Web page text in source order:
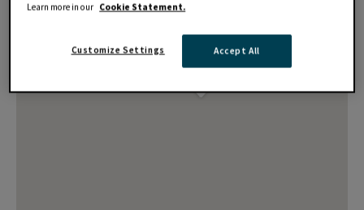
Learn more in our Cookie Statement.
Accept All
Customize Settings